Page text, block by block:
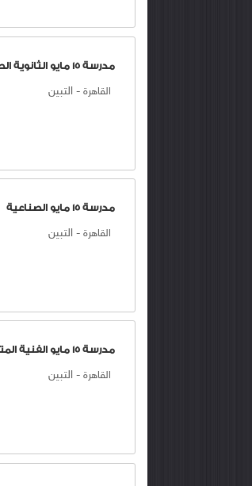
مدرسة 15 مايو الثانوية الصناعية بنين
القاهرة - التبين
مدرسة 15 مايو الصناعية
القاهرة - التبين
مدرسة 15 مايو الفنية المتقدمة الصناعية
القاهرة - التبين